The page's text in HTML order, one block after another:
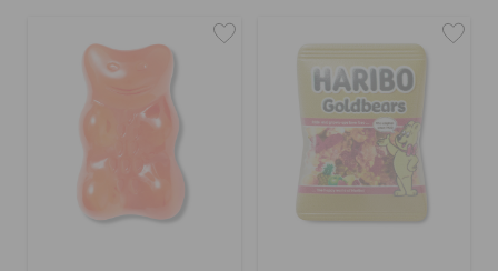
جيبيتز تشارمز
كروكس لمكان العمل
تنزيلات